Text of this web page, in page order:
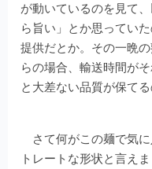
が動いているのを見て
ら旨い」とか思ってい
提供だとか。その一晩
らの場合、輸送時間が
と大差ない品質が保てる
さて何がこの麺で気
トレートな形状と言え